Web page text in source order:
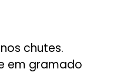
chutes.
em gramado